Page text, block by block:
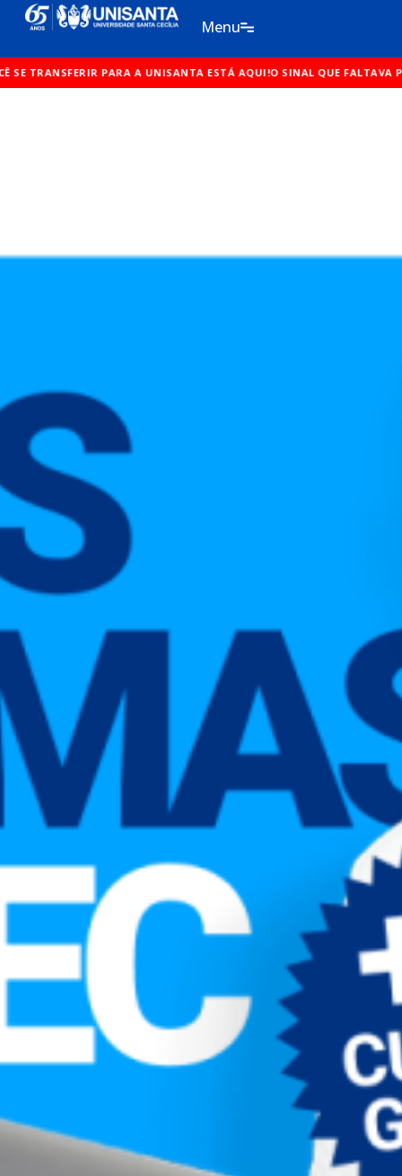
o
conteúdo
Menu
PARA A UNISANTA ESTÁ AQUI!O SINAL QUE FALTAVA PARA